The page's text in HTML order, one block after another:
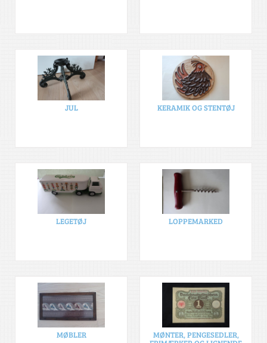
JUL KERAMIK OG STENTØJ
LEGETØJ LOPPEMARKED
MØBLER MØNTER, PENGESEDLER,